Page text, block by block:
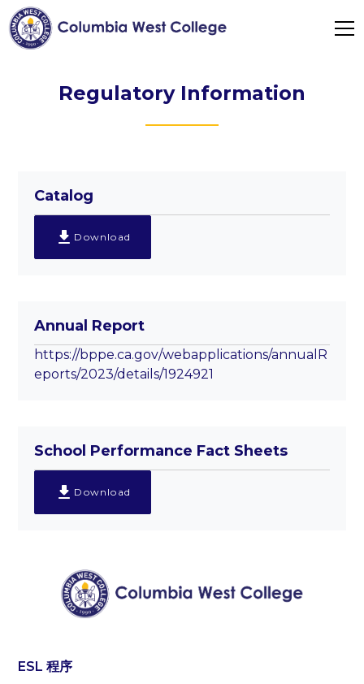
Regulatory Information
Catalog
Download
Annual Report
https://bppe.ca.gov/webapplications/annualR
eports/2023/details/1924921
School Performance Fact Sheets
Download
ESL 程序